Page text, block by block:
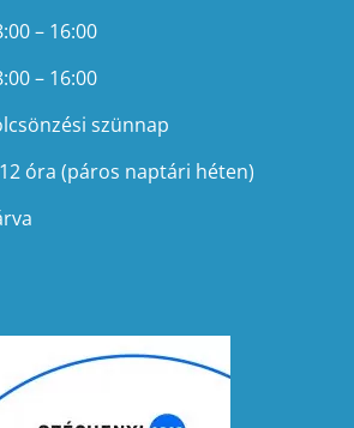
– 16:00
– 16:00
szünnap
óra (páros naptári héten)